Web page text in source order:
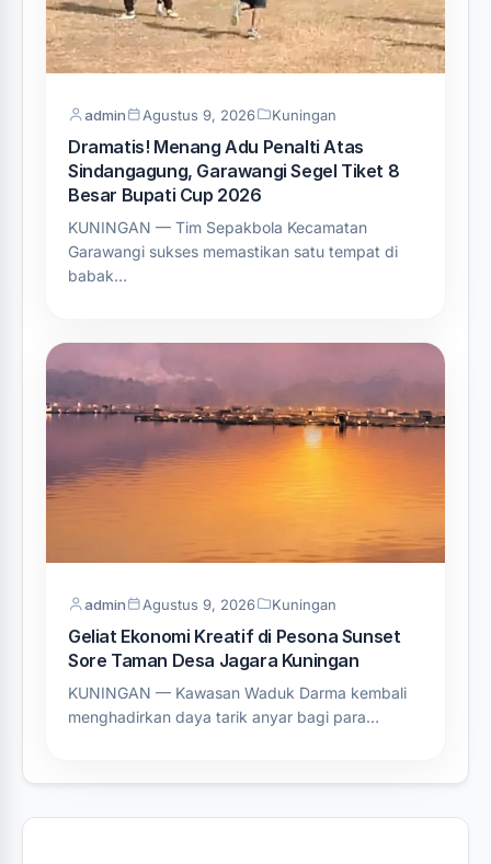
admin Agustus 9, 2026 Kuningan
Dramatis! Menang Adu Penalti Atas
Sindangagung, Garawangi Segel Tiket 8
Besar Bupati Cup 2026
KUNINGAN — Tim Sepakbola Kecamatan
Garawangi sukses memastikan satu tempat di
babak…
admin Agustus 9, 2026 Kuningan
Geliat Ekonomi Kreatif di Pesona Sunset
Sore Taman Desa Jagara Kuningan
KUNINGAN — Kawasan Waduk Darma kembali
menghadirkan daya tarik anyar bagi para…